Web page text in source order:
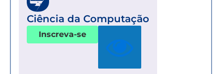
Ciência da Computação
Inscreva-se